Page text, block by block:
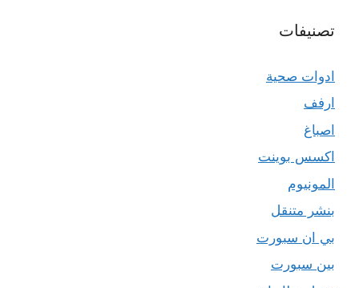
تصنيفات
ادوات صحية
ارفف
اصباغ
اكسس بوينت
المونيوم
بنشر متنقل
بي ان سبورت
بين سبورت